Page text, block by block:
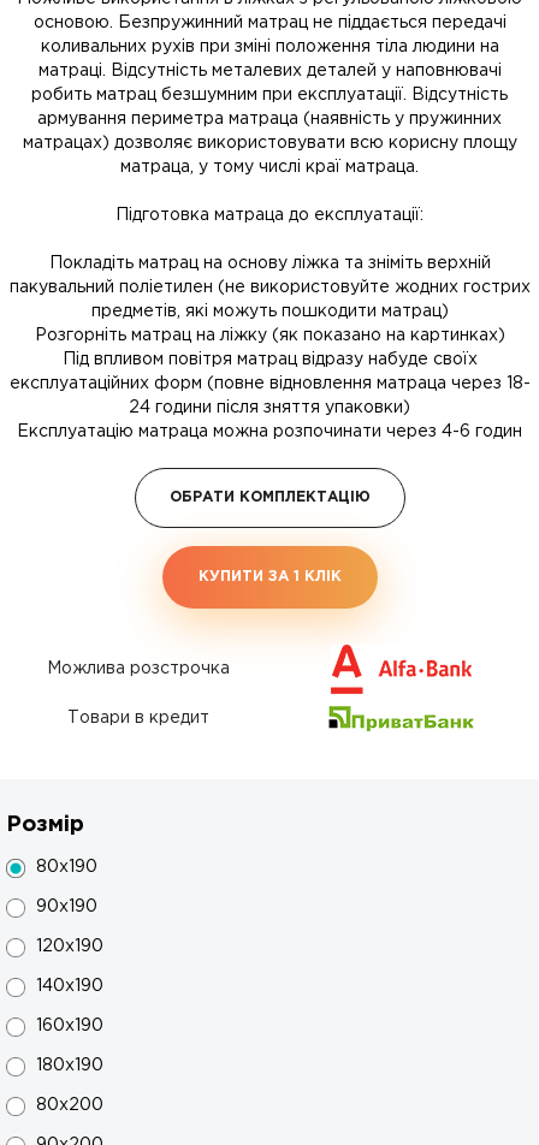
основою. Безпружинний матрац не піддається передачі
коливальних рухів при зміні положення тіла людини на
матраці. Відсутність металевих деталей у наповнювачі
робить матрац безшумним при експлуатації. Відсутність
армування периметра матраца (наявність у пружинних
матрацах) дозволяє використовувати всю корисну площу
матраца, у тому числі краї матраца.
Підготовка матраца до експлуатації:
Покладіть матрац на основу ліжка та зніміть верхній
пакувальний поліетилен (не використовуйте жодних гострих
предметів, які можуть пошкодити матрац)
Розгорніть матрац на ліжку (як показано на картинках)
Під впливом повітря матрац відразу набуде своїх
експлуатаційних форм (повне відновлення матраца через 18-
24 години після зняття упаковки)
Експлуатацію матраца можна розпочинати через 4-6 годин
ОБРАТИ КОМПЛЕКТАЦІЮ
КУПИТИ ЗА 1 КЛIК
Можлива розстрочка
Товари в кредит
Розмір
80x190
90x190
120x190
140x190
160x190
180x190
80x200